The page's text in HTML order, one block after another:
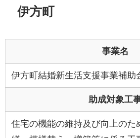
伊方町
事業名
伊方町結婚新生活支援事業補助
助成対象工
住宅の機能の維持及び向上のた